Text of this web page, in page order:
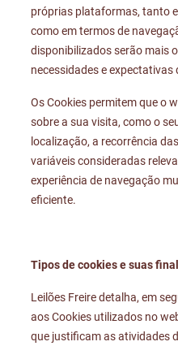
próprias plataformas, tanto
como em termos de
disponibilizados serão mais
necessidades e expectativas
Os Cookies permitem que o
sobre a sua visita, como o
localização, a recorrência
variáveis consideradas
experiência de navegação
eficiente.
Tipos de cookies e suas
Leilões Freire detalha, em
aos Cookies utilizados no
que justificam as atividades